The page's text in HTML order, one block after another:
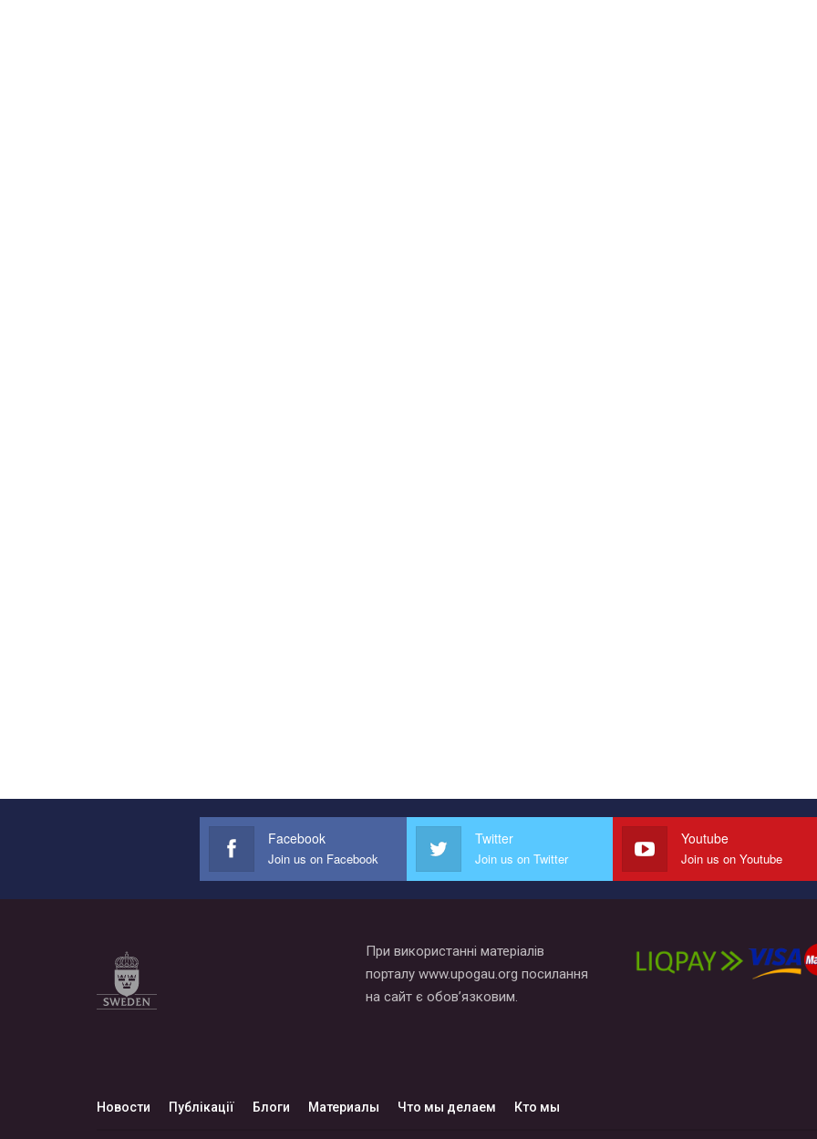
Facebook
Join us on Facebook
Twitter
Join us on Twitter
Youtube
Join us on Youtube
При використанні матеріалів
порталу www.upogau.org посилання
на сайт є обов’язковим.
Новости Публікації Блоги Материалы Что мы делаем Кто мы